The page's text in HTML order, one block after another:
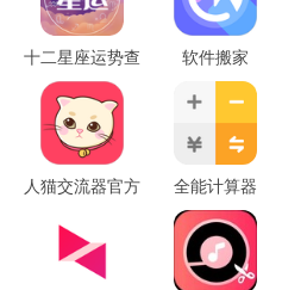
十二星座运势查
询
软件搬家
人猫交流器官方
全能计算器